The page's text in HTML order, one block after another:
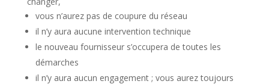
vous n’aurez pas de coupure du réseau
il n’y aura aucune intervention technique
le nouveau fournisseur s’occupera de toutes les
démarches
il n’y aura aucun engagement ; vous aurez toujours